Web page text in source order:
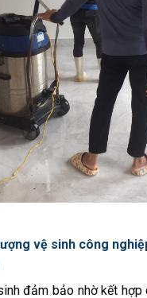
vệ sinh công
đảm bảo nhờ kết hợp